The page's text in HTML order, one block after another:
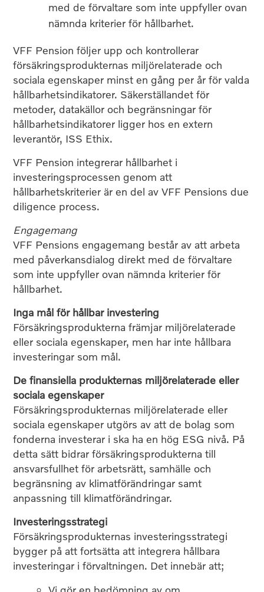
med de förvaltare som inte uppfyller ovan
nämnda kriterier för hållbarhet.
VFF Pension följer upp och kontrollerar
försäkringsprodukternas miljörelaterade och
sociala egenskaper minst en gång per år för valda
hållbarhetsindikatorer. Säkerställandet för
metoder, datakällor och begränsningar för
hållbarhetsindikatorer ligger hos en extern
leverantör, ISS Ethix.
VFF Pension integrerar hållbarhet i
investeringsprocessen genom att
hållbarhetskriterier är en del av VFF Pensions due
diligence process.
Engagemang
VFF Pensions engagemang består av att arbeta
med påverkansdialog direkt med de förvaltare
som inte uppfyller ovan nämnda kriterier för
hållbarhet.
Inga mål för hållbar investering
Försäkringsprodukterna främjar miljörelaterade
eller sociala egenskaper, men har inte hållbara
investeringar som mål.
De ﬁnansiella produkternas miljörelaterade eller
sociala egenskaper
Försäkringsprodukternas miljörelaterade eller
sociala egenskaper utgörs av att de bolag som
fonderna investerar i ska ha en hög ESG nivå. På
detta sätt bidrar försäkringsprodukterna till
ansvarsfullhet för arbetsrätt, samhälle och
begränsning av klimatförändringar samt
anpassning till klimatförändringar.
Investeringsstrategi
Försäkringsprodukternas investeringsstrategi
bygger på att fortsätta att integrera hållbara
investeringar i förvaltningen. Det innebär att;